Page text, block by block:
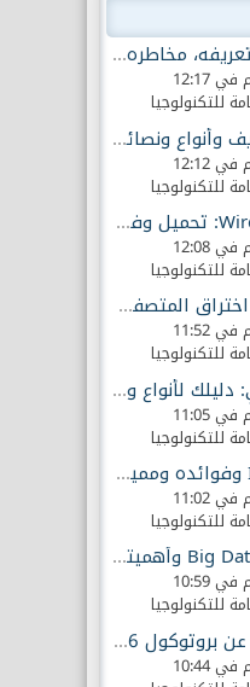
WiFi Pineapple: تعريفه، مخاطره، وإزاي تحمي نفسك
12:17
للتكنولوجيا
جدار الحماية: تعريف وأنواع ونصائح عملية
12:12
للتكنولوجيا
واير شارك Wireshark: تحميل وفوائد البرنامج
12:08
للتكنولوجيا
أداة BeEF: اختبار اختراق المتصفح و الأمن عملي
11:52
للتكنولوجيا
التصيّد الإلكتروني: دليلك لأنواع وطرق الحماية
11:05
للتكنولوجيا
إنترنت الأشياء IoT وفوائده ومميزاته وعيوبه
11:02
للتكنولوجيا
البيانات الضخمة Big Data وأهميتها للشركات
10:59
للتكنولوجيا
معلومات أساسية عن بروتوكول IPv6 ومميزاته
10:44